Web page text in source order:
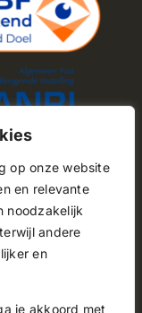
op onze website
en relevante
noodzakelijk
andere
en
je akkoord met